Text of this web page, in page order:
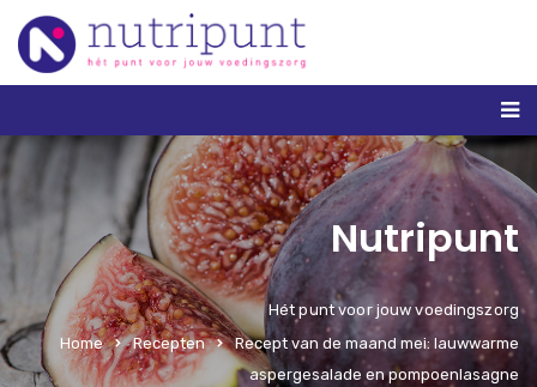
Nutripunt
Hét punt voor jouw voedingszorg
Home
Recepten
Recept van de maand mei: lauwwarme
aspergesalade en pompoenlasagne